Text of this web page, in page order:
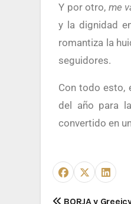
Y por otro, me
y la dignidad
romantiza la
seguidores.
Con todo esto,
del año para
convertido en
BORJA y